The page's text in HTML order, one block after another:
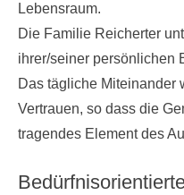
Lebensraum.
Die Familie Reicherter
ihrer/seiner persönlichen
Das tägliche Miteinander
Vertrauen, so dass die
tragendes Element des